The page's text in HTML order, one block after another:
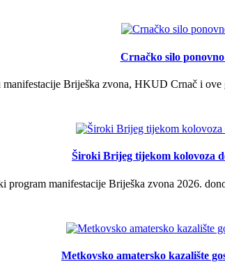
Crnačko silo
Briješka zvona, HKUD Crnač i
Široki Brijeg tijekom kolovoza
program manifestacije Briješka zvona 2026.
Metkovsko amatersko kazalište